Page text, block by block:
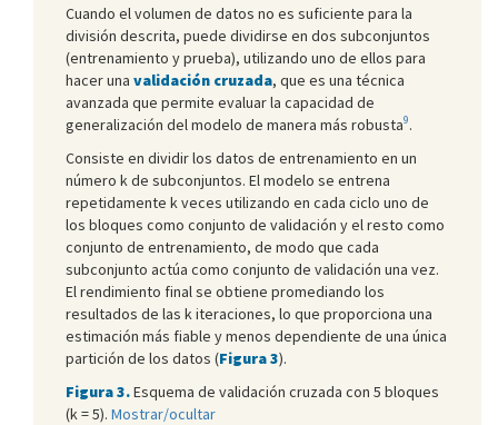
Cuando el volumen de datos no es suficiente para la
división descrita, puede dividirse en dos subconjuntos
(entrenamiento y prueba), utilizando uno de ellos para
hacer una validación cruzada, que es una técnica
avanzada que permite evaluar la capacidad de
generalización del modelo de manera más robusta9.
Consiste en dividir los datos de entrenamiento en un
número k de subconjuntos. El modelo se entrena
repetidamente k veces utilizando en cada ciclo uno de
los bloques como conjunto de validación y el resto como
conjunto de entrenamiento, de modo que cada
subconjunto actúa como conjunto de validación una vez.
El rendimiento final se obtiene promediando los
resultados de las k iteraciones, lo que proporciona una
estimación más fiable y menos dependiente de una única
partición de los datos (Figura 3).
Figura 3.Esquema de validación cruzada con 5 bloques
(k = 5). Mostrar/ocultar